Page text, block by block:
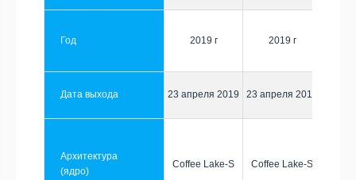
Год 2019 г 2019 г
Дата выхода 23 апреля 2019 23 апреля 2019
Архитектура
(ядро)
Coffee Lake-S Coffee Lake-S